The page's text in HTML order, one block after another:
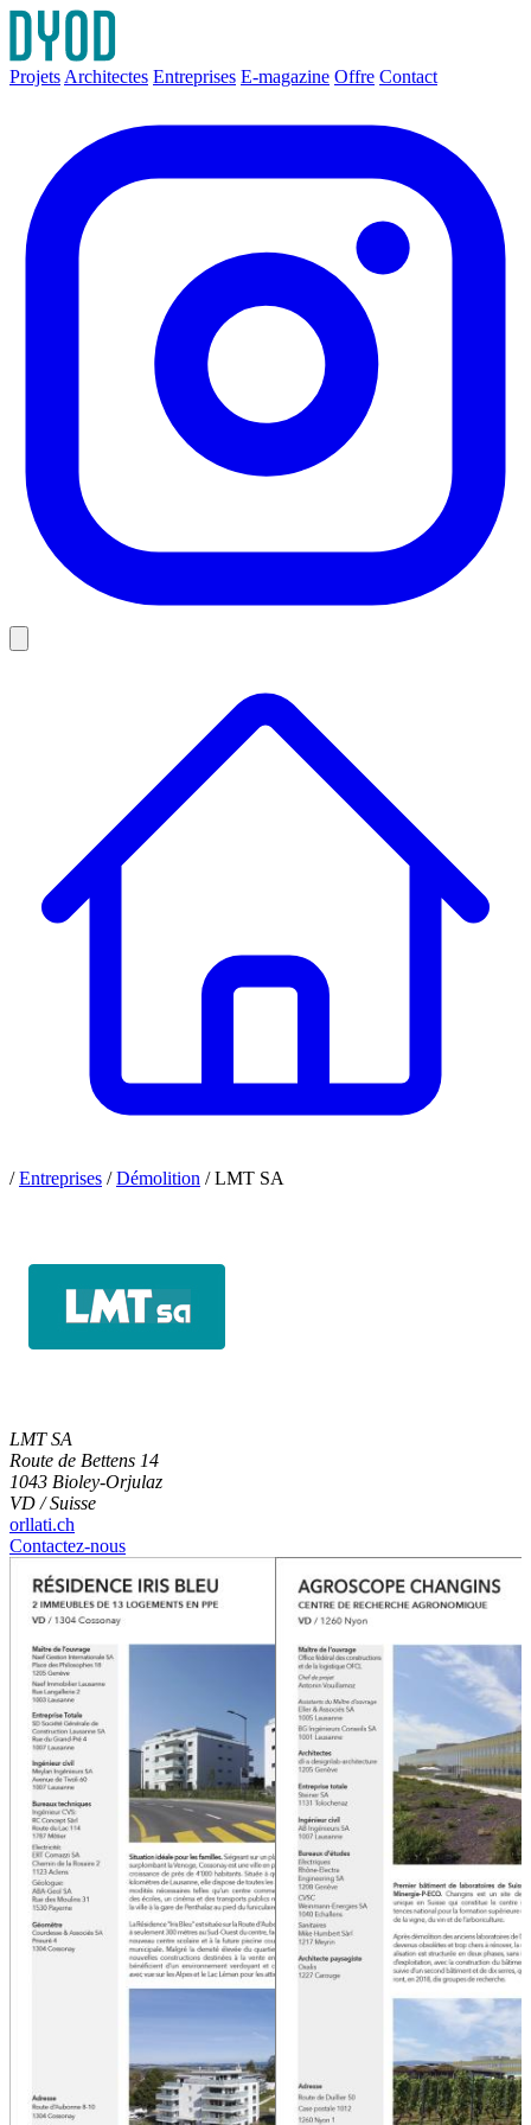
Projets Architectes Entreprises E-magazine Offre Contact
/ Entreprises / Démolition /LMT SA
LMT SA
Route de Bettens 14
1043 Bioley-Orjulaz
VD / Suisse
orllati.ch
Contactez-nous